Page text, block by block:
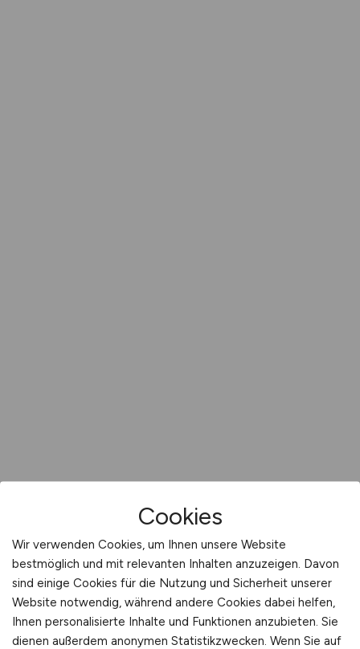
Cookies
Wir verwenden Cookies, um Ihnen unsere Website
bestmöglich und mit relevanten Inhalten anzuzeigen. Davon
sind einige Cookies für die Nutzung und Sicherheit unserer
Website notwendig, während andere Cookies dabei helfen,
Ihnen personalisierte Inhalte und Funktionen anzubieten. Sie
dienen außerdem anonymen Statistikzwecken. Wenn Sie auf